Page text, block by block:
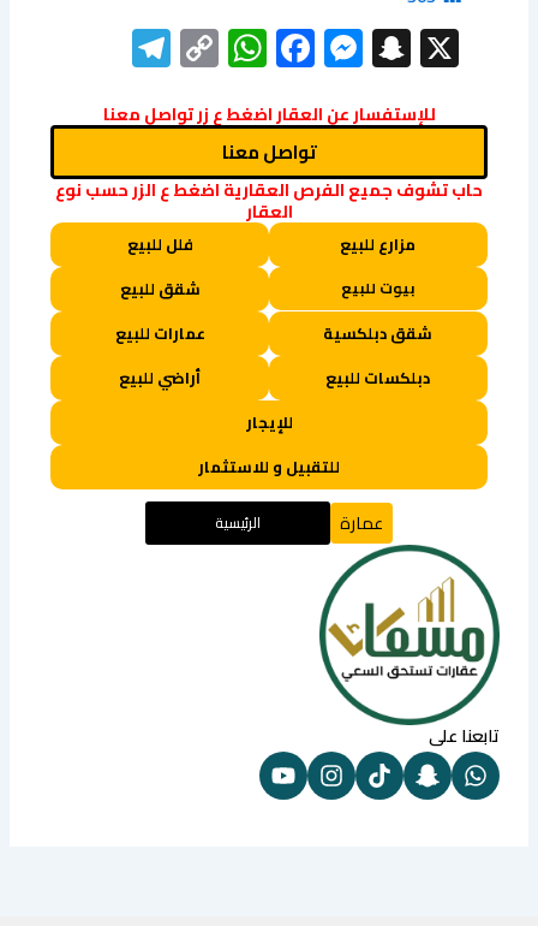
X
Snapchat
Messenger
Facebook
WhatsApp
Copy
Link
للإستفسار عن العقار اضغط ع زر تواصل معنا
تواصل معنا
حاب تشوف جميع الفرص العقارية اضغط ع الزر حسب نوع
العقار
مزارع للبيع فلل للبيع
بيوت للبيع
شقق للبيع
شقق دبلكسية
عمارات للبيع
دبلكسات للبيع
أراضي للبيع
للإيجار
للتقبيل و للاستثمار
عمارة الرئيسية
تابعنا على